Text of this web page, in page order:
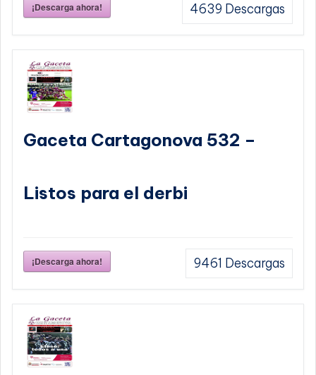
¡Descarga ahora! 4639 Descargas
Gaceta Cartagonova 532 –
Listos para el derbi
¡Descarga ahora! 9461 Descargas